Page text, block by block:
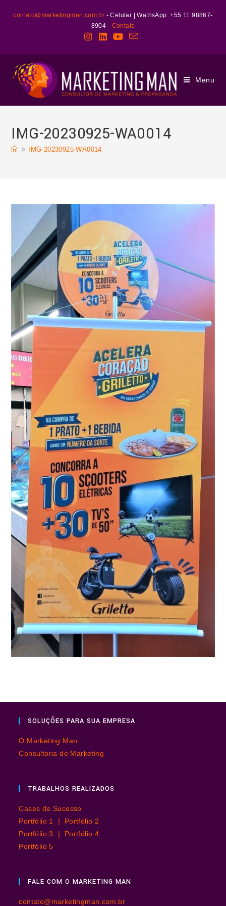
contato@marketingman.com.br - Celular | WathsApp: +55 11 98867-
8904 - Contato
Menu
IMG-20230925-WA0014
> IMG-20230925-WA0014
SOLUÇÕES PARA SUA EMPRESA
O Marketing Man
Consultoria de Marketing
TRABALHOS REALIZADOS
Cases de Sucesso
Portfólio 1 | Portfólio 2
Portfólio 3 | Portfólio 4
Portfólio 5
FALE COM O MARKETING MAN
contato@marketingman.com.br